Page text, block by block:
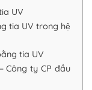
UV
tia UV trong hệ
tia UV
Công ty CP đầu